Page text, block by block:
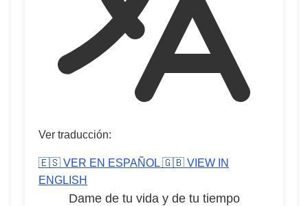
Ver traducción:
🇪🇸 VER EN ESPAÑOL 🇬🇧 VIEW IN
ENGLISH
Dame de tu vida y de tu tiempo